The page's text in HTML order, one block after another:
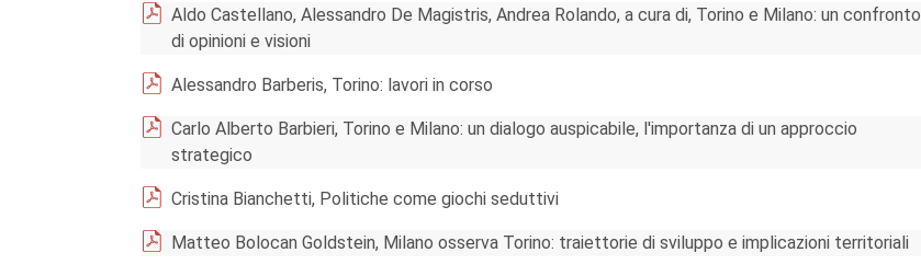
Aldo Castellano, Alessandro De Magistris, Andrea Rolando, a cura di, Torino e Milano: un confronto
di opinioni e visioni
Alessandro Barberis, Torino: lavori in corso
Carlo Alberto Barbieri, Torino e Milano: un dialogo auspicabile, l'importanza di un approccio
strategico
Cristina Bianchetti, Politiche come giochi seduttivi
Matteo Bolocan Goldstein, Milano osserva Torino: traiettorie di sviluppo e implicazioni territoriali